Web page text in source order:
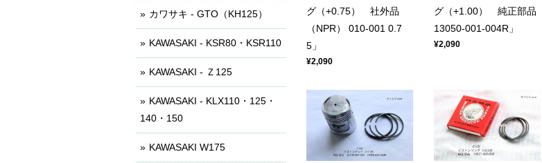
グ（+0.75） 社外品
（NPR） 010-001 0.7
5」
¥2,090
グ（+1.00） 純正部品
13050-001-004R」
¥2,090
カワサキ - GTO（KH125）
KAWASAKI - KSR80・KSR110
KAWASAKI - Ｚ125
KAWASAKI - KLX110・125・
140・150
KAWASAKI W175